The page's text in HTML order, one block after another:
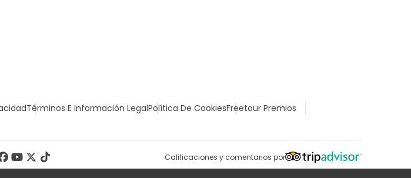
Términos E Información LegalPolítica De CookiesFreetour Premios
Calificaciones y comentarios por